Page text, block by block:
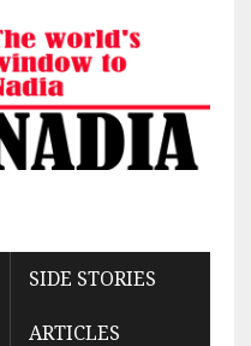
SIDE STORIES
ARTICLES